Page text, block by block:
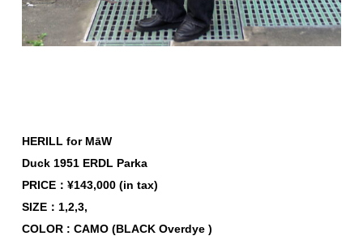
HERILL for MāW
Duck 1951 ERDL Parka
PRICE：¥143,000 (in tax)
SIZE：1,2,3,
COLOR : CAMO (BLACK Overdye )